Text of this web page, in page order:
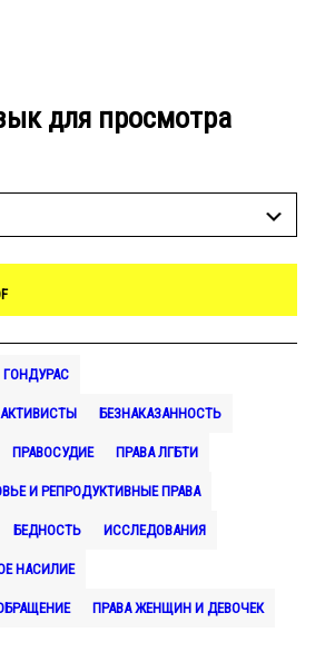
для просмотра
ГОНДУРАС
БЕЗНАКАЗАННОСТЬ
ПРАВОСУДИЕ ПРАВА ЛГБТИ
И РЕПРОДУКТИВНЫЕ ПРАВА
БЕДНОСТЬ ИССЛЕДОВАНИЯ
НАСИЛИЕ
ПРАВА ЖЕНЩИН И ДЕВОЧЕК